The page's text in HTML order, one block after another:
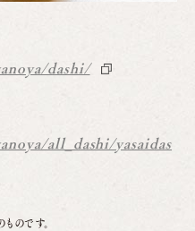
dashi/
all_dashi/yasaidas
のです。